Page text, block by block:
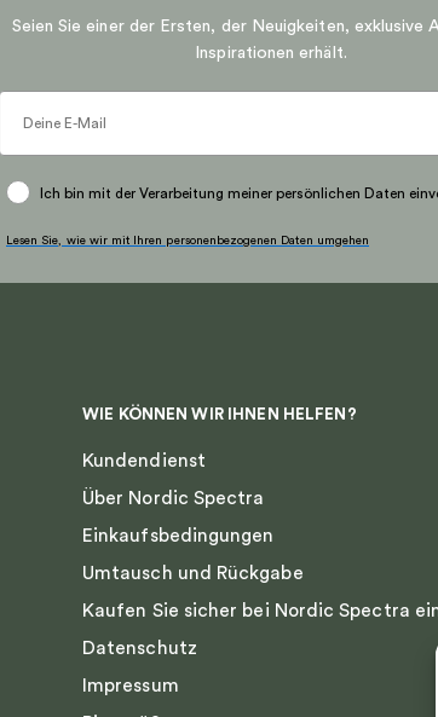
Seien Sie einer der Ersten, der Neuigkeiten, exklusive
Inspirationen erhält.
Ich bin mit der Verarbeitung meiner persönlichen Daten
Lesen Sie, wie wir mit Ihren personenbezogenen Daten umgehen
WIE KÖNNEN WIR IHNEN HELFEN?
Kundendienst
Über Nordic Spectra
Einkaufsbedingungen
Umtausch und Rückgabe
Kaufen Sie sicher bei Nordic Spectra
Datenschutz
Impressum